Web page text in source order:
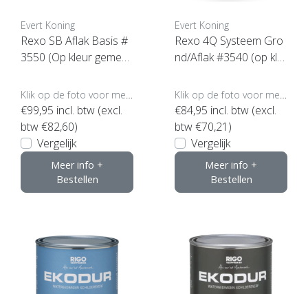
Evert Koning
Rexo SB Aflak Basis #
3550 (Op kleur gemeng
€99,95 incl. btw (excl.
btw €82,60)
Vergelijk
Meer info +
Bestellen
Evert Koning
Rexo 4Q Systeem Gro
nd/Aflak #3540 (op kle
€84,95 incl. btw (excl.
btw €70,21)
Vergelijk
Meer info +
Bestellen